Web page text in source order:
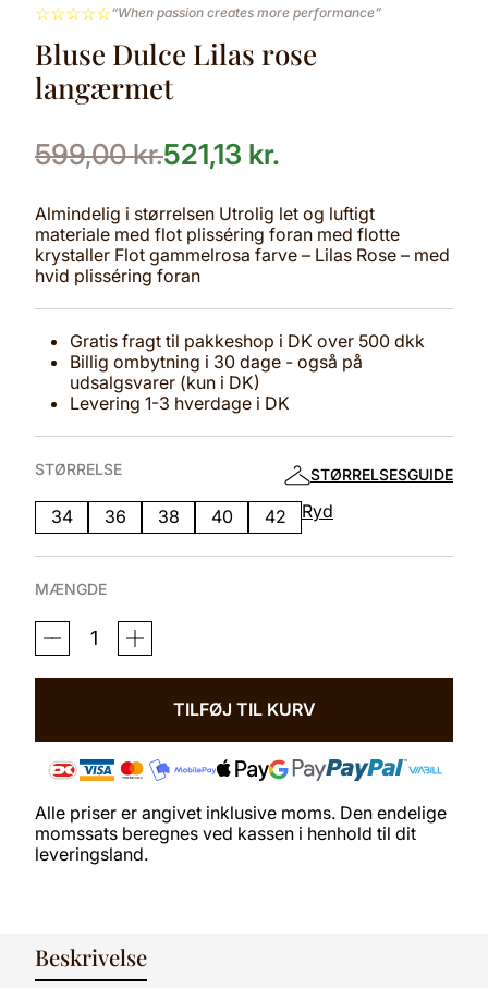
☆☆☆☆☆“When passion creates more performance”
Bluse Dulce Lilas rose
langærmet
599,00kr.521,13 kr.
Almindelig i størrelsen Utrolig let og luftigt
materiale med flot plisséring foran med flotte
krystaller Flot gammelrosa farve – Lilas Rose – med
hvid plisséring foran
Gratis fragt til pakkeshop i DK over 500 dkk
Billig ombytning i 30 dage - også på
udsalgsvarer (kun i DK)
Levering 1-3 hverdage i DK
STØRRELSE
34 36 38 40 42
STØRRELSESGUIDE
Ryd
MÆNGDE
BLUSE
DULCE
ROSE
TILFØJ TIL KURV
Alle priser er angivet inklusive moms. Den endelige
momssats beregnes ved kassen i henhold til dit
leveringsland.
Beskrivelse